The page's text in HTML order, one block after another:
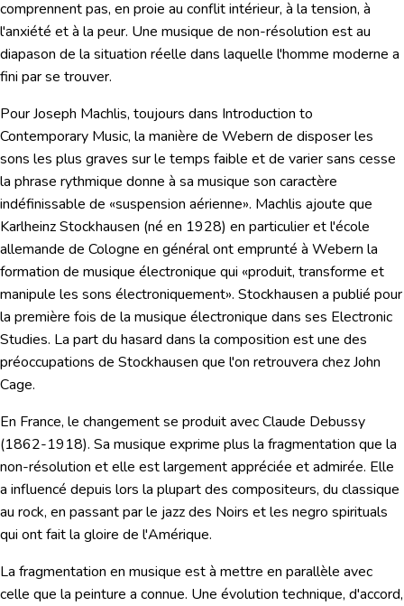
comprennent pas, en proie au conflit intérieur, à la tension, à
l'anxiété et à la peur. Une musique de non-résolution est au
diapason de la situation réelle dans laquelle l'homme moderne a
fini par se trouver.
Pour Joseph Machlis, toujours dans Introduction to
Contemporary Music, la manière de Webern de disposer les
sons les plus graves sur le temps faible et de varier sans cesse
la phrase rythmique donne à sa musique son caractère
indéfinissable de «suspension aérienne». Machlis ajoute que
Karlheinz Stockhausen (né en 1928) en particulier et l'école
allemande de Cologne en général ont emprunté à Webern la
formation de musique électronique qui «produit, transforme et
manipule les sons électroniquement». Stockhausen a publié pour
la première fois de la musique électronique dans ses Electronic
Studies. La part du hasard dans la composition est une des
préoccupations de Stockhausen que l'on retrouvera chez John
Cage.
En France, le changement se produit avecClaude Debussy
(1862-1918). Sa musique exprime plus la fragmentation que la
non-résolution et elle est largement appréciée et admirée. Elle
a influencé depuis lors la plupart des compositeurs, du classique
au rock, en passant par le jazz des Noirs et les negro spirituals
qui ont fait la gloire de l'Amérique.
La fragmentation en musique est à mettre en parallèle avec
celle que la peinture a connue. Une évolution technique, d'accord,